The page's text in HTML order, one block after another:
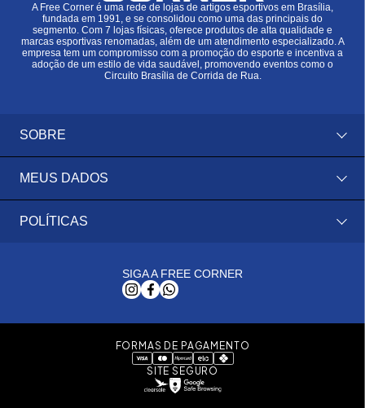
A Free Corner é uma rede de lojas de artigos esportivos em Brasília,
fundada em 1991, e se consolidou como uma das principais do
segmento. Com 7 lojas físicas, oferece produtos de alta qualidade e
marcas esportivas renomadas, além de um atendimento especializado. A
empresa tem um compromisso com a promoção do esporte e incentiva a
adoção de um estilo de vida saudável, promovendo eventos como o
Circuito Brasília de Corrida de Rua.
SOBRE
MEUS DADOS
POLÍTICAS
SIGA A FREE CORNER
FORMAS DE PAGAMENTO
SITE SEGURO